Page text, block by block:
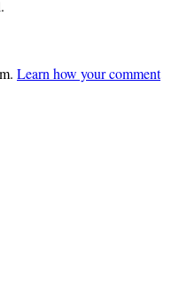
Learn how your comment